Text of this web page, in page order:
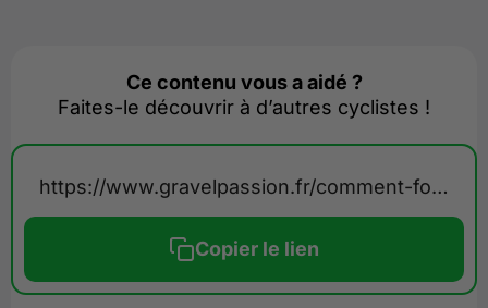
Ce contenu vous a aidé ?
Faites-le découvrir à d’autres cyclistes !
https://www.gravelpassion.fr/comment-fonctionne-statshunters/
Copier le lien